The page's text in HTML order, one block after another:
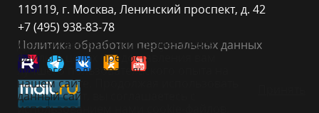
119119, г. Москва, Ленинский проспект, д. 42
+7 (495) 938-83-78
Политика обработки персональных данных
Данный веб-сайт использует cookie-
файлы в целях предоставления вам
лучшего пользовательского опыта на
нашем сайте. Продолжая использовать
данный сайт, вы соглашаетесь с
использованием нами cookie-файлов.